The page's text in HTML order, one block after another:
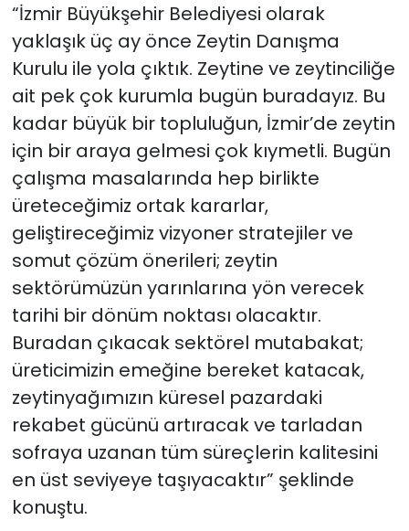
“İzmir Büyükşehir Belediyesi olarak
yaklaşık üç ay önce Zeytin Danışma
Kurulu ile yola çıktık. Zeytine ve zeytinciliğe
ait pek çok kurumla bugün buradayız. Bu
kadar büyük bir topluluğun, İzmir’de zeytin
için bir araya gelmesi çok kıymetli. Bugün
çalışma masalarında hep birlikte
üreteceğimiz ortak kararlar,
geliştireceğimiz vizyoner stratejiler ve
somut çözüm önerileri; zeytin
sektörümüzün yarınlarına yön verecek
tarihi bir dönüm noktası olacaktır.
Buradan çıkacak sektörel mutabakat;
üreticimizin emeğine bereket katacak,
zeytinyağımızın küresel pazardaki
rekabet gücünü artıracak ve tarladan
sofraya uzanan tüm süreçlerin kalitesini
en üst seviyeye taşıyacaktır” şeklinde
konuştu.